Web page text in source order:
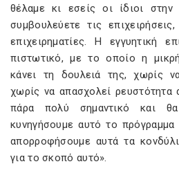
θέλαμε κι εσείς οι ίδιοι στην
συμβουλεύετε τις
επιχειρηματίες. Η εγγυητική
πιστωτικό, με το οποίο η
κάνει τη δουλειά της, χωρίς
χωρίς να απασχολεί ρευστότητα
πάρα πολύ σημαντικό και
κυνηγήσουμε αυτό το
απορροφήσουμε αυτά τα
για το σκοπό αυτό».